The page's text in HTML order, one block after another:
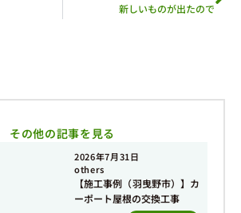
新しいものが出たので
その他の記事を見る
2026年7月31日
others
【施工事例（羽曳野市）】カ
ーポート屋根の交換工事